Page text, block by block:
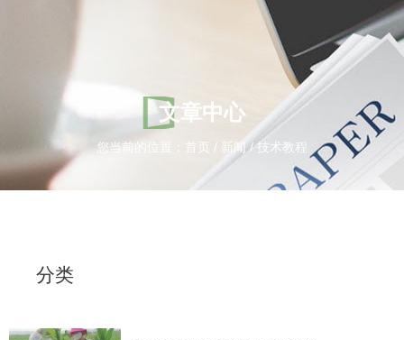
文章中心
您当前的位置：首页 / 新闻 / 技术教程
分类